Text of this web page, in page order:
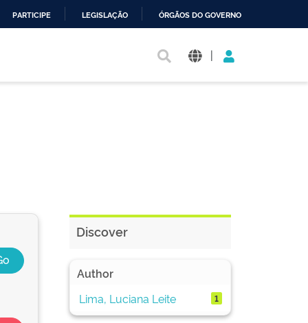
PARTICIPE LEGISLAÇÃO ÓRGÃOS DO GOVERNO
|
Discover
Author
Lima, Luciana Leite
1